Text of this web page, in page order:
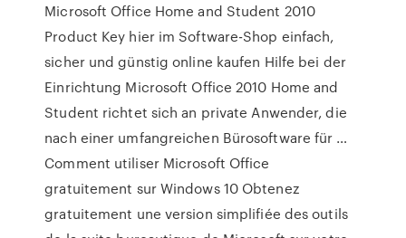
Microsoft Office Home and Student 2010
Product Key hier im Software-Shop einfach,
sicher und günstig online kaufen Hilfe bei der
Einrichtung Microsoft Office 2010 Home and
Student richtet sich an private Anwender, die
nach einer umfangreichen Bürosoftware für …
Comment utiliser Microsoft Office
gratuitement sur Windows 10 Obtenez
gratuitement une version simplifiée des outils